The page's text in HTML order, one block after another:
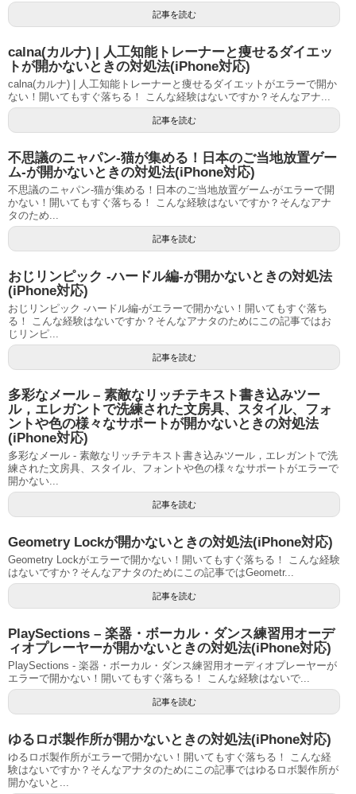
記事を読む
calna(カルナ) | 人工知能トレーナーと痩せるダイエッ
トが開かないときの対処法(iPhone対応)
calna(カルナ) | 人工知能トレーナーと痩せるダイエットがエラーで開か
ない！開いてもすぐ落ちる！ こんな経験はないですか？そんなアナ...
記事を読む
不思議のニャパン-猫が集める！日本のご当地放置ゲー
ム-が開かないときの対処法(iPhone対応)
不思議のニャパン-猫が集める！日本のご当地放置ゲーム-がエラーで開
かない！開いてもすぐ落ちる！ こんな経験はないですか？そんなアナ
タのため...
記事を読む
おじリンピック -ハードル編-が開かないときの対処法
(iPhone対応)
おじリンピック -ハードル編-がエラーで開かない！開いてもすぐ落ち
る！ こんな経験はないですか？そんなアナタのためにこの記事ではお
じリンピ...
記事を読む
多彩なメール – 素敵なリッチテキスト書き込みツー
ル，エレガントで洗練された文房具、スタイル、フォ
ントや色の様々なサポートが開かないときの対処法
(iPhone対応)
多彩なメール - 素敵なリッチテキスト書き込みツール，エレガントで洗
練された文房具、スタイル、フォントや色の様々なサポートがエラーで
開かない...
記事を読む
Geometry Lockが開かないときの対処法(iPhone対応)
Geometry Lockがエラーで開かない！開いてもすぐ落ちる！ こんな経験
はないですか？そんなアナタのためにこの記事ではGeometr...
記事を読む
PlaySections – 楽器・ボーカル・ダンス練習用オーデ
ィオプレーヤーが開かないときの対処法(iPhone対応)
PlaySections - 楽器・ボーカル・ダンス練習用オーディオプレーヤーが
エラーで開かない！開いてもすぐ落ちる！ こんな経験はないで...
記事を読む
ゆるロボ製作所が開かないときの対処法(iPhone対応)
ゆるロボ製作所がエラーで開かない！開いてもすぐ落ちる！ こんな経
験はないですか？そんなアナタのためにこの記事ではゆるロボ製作所が
開かないと...